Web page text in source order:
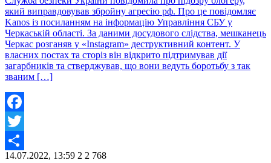
який виправдовував збройну агресію рф. Про це повідомляє
Kanos із посиланням на інформацію Управління СБУ у
Черкаській області. За даними досудового слідства, мешканець
Черкас розганяв у «Instagram» деструктивний контент. У
власних постах та сторіз він відкрито підтримував дії
загарбників та стверджував, що вони ведуть боротьбу з так
званим […]
Facebook
Twitter
Share
14.07.2022, 13:59 2 2 768